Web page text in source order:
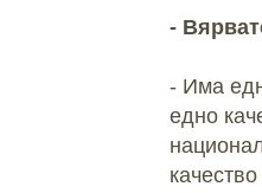
-
- Има
едно